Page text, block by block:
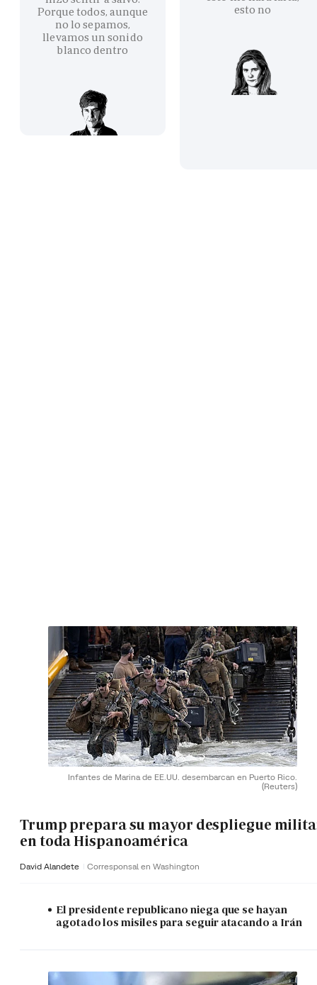
Porque todos, aunque
no lo sepamos,
llevamos un sonido
blanco dentro
esto no
Infantes de Marina de EE.UU. desembarcan en Puerto Rico.
(Reuters)
Trump prepara su mayor despliegue
en toda Hispanoamérica
David Alandete Corresponsal en Washington
El presidente republicano niega que se hayan
agotado los misiles para seguir atacando a Irán